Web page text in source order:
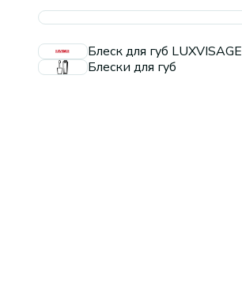
Блеск для губ LUXVISAGE
Блески для губ